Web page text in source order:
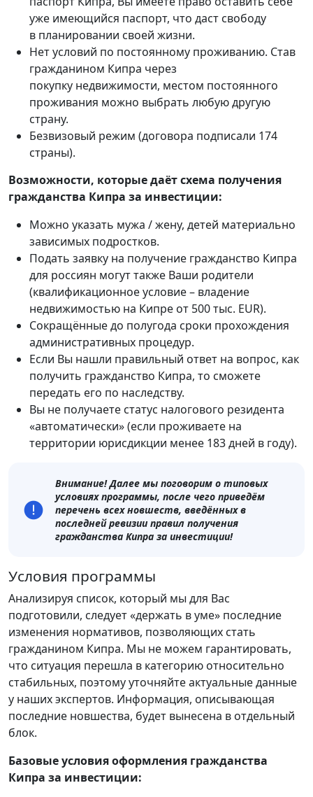
уже имеющийся паспорт, что даст свободу
в планировании своей жизни.
Нет условий по постоянному проживанию. Став
гражданином Кипра через
покупку недвижимости, местом постоянного
проживания можно выбрать любую другую
страну.
Безвизовый режим (договора подписали 174
страны).
Возможности, которые даёт схема получения
гражданства Кипра за инвестиции:
Можно указать мужа / жену, детей материально
зависимых подростков.
Подать заявку на получение гражданство Кипра
для россиян могут также Ваши родители
(квалификационное условие – владение
недвижимостью на Кипре от 500 тыс. EUR).
Сокращённые до полугода сроки прохождения
административных процедур.
Если Вы нашли правильный ответ на вопрос, как
получить гражданство Кипра, то сможете
передать его по наследству.
Вы не получаете статус налогового резидента
«автоматически» (если проживаете на
территории юрисдикции менее 183 дней в году).
Внимание! Далее мы поговорим о типовых
условиях программы, после чего приведём
перечень всех новшеств, введённых в
последней ревизии правил получения
гражданства Кипра за инвестиции!
Условия программы
Анализируя список, который мы для Вас
подготовили, следует «держать в уме» последние
изменения нормативов, позволяющих стать
гражданином Кипра. Мы не можем гарантировать,
что ситуация перешла в категорию относительно
стабильных, поэтому уточняйте актуальные данные
у наших экспертов. Информация, описывающая
последние новшества, будет вынесена в отдельный
блок.
Базовые условия оформления гражданства
Кипра за инвестиции: